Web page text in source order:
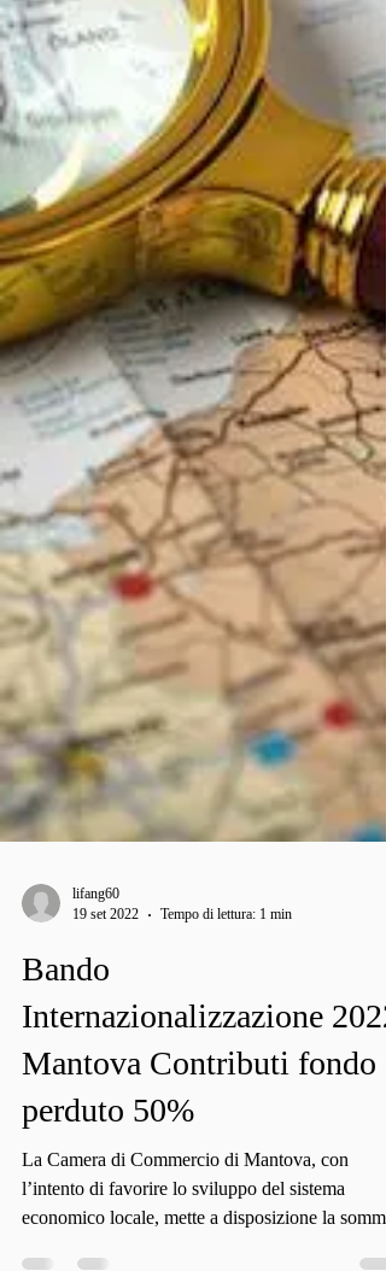
19 set 2022
Bando
Internazionalizzazione 2022
Mantova Contributi fondo
perduto 50%
La Camera di Commercio di Mantova, con